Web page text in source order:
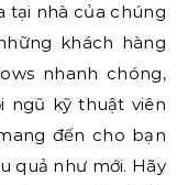
tại nhà của chúng
khách hàng
nhanh chóng,
ngũ kỹ thuật viên
đến cho bạn
quả như mới. Hãy